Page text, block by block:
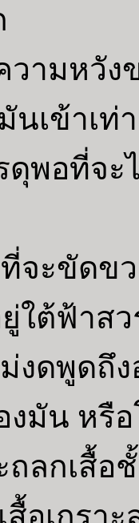
ามหวัง
นเข้าเ
ดุพอที่จะ
ที่จะขัดข
ใต้ฟ้าส
ม่งดพูดถึ
มัน หรื
ถลกเสื้